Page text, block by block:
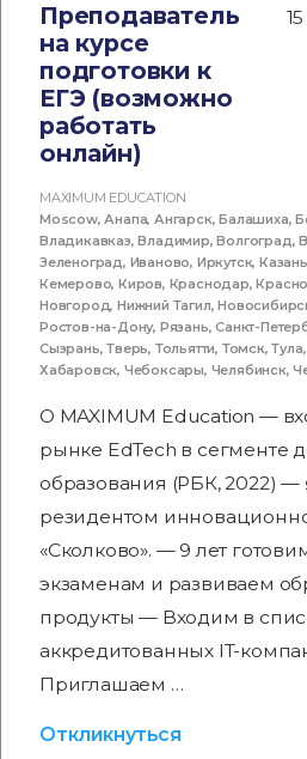
Преподаватель
на курсе
подготовки к
ЕГЭ (возможно
работать
онлайн)
MAXIMUM EDUCATION
Moscow,Анапа,Ангарск,Балашиха,
Владикавказ,Владимир,Волгоград,
Зеленоград, Иваново, Иркутск,Казань
Кемерово,Киров, Краснодар,
Новгород,Нижний Тагил,
Ростов-на-Дону, Рязань,Санкт-
Сызрань,Тверь, Тольятти, Томск,Тула
Хабаровск, Чебоксары, Челябинск,
О MAXIMUM Education —
рынке EdTech в сегменте
образования (РБК, 2022) —
резидентом
«Сколково». — 9 лет
экзаменам и развиваем
продукты — Входим в
аккредитованных IT-
Приглашаем …
Откликнуться